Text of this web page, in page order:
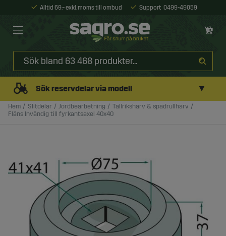
Alltid 69:- exkl. moms till ombud Support 0499-49059
Sök reservdelar via modell ▼
Hem Slitdelar Jordbearbetning
Tallriksharv & spadrullharv
Fläns Invändig till fyrkantsaxel 40x40